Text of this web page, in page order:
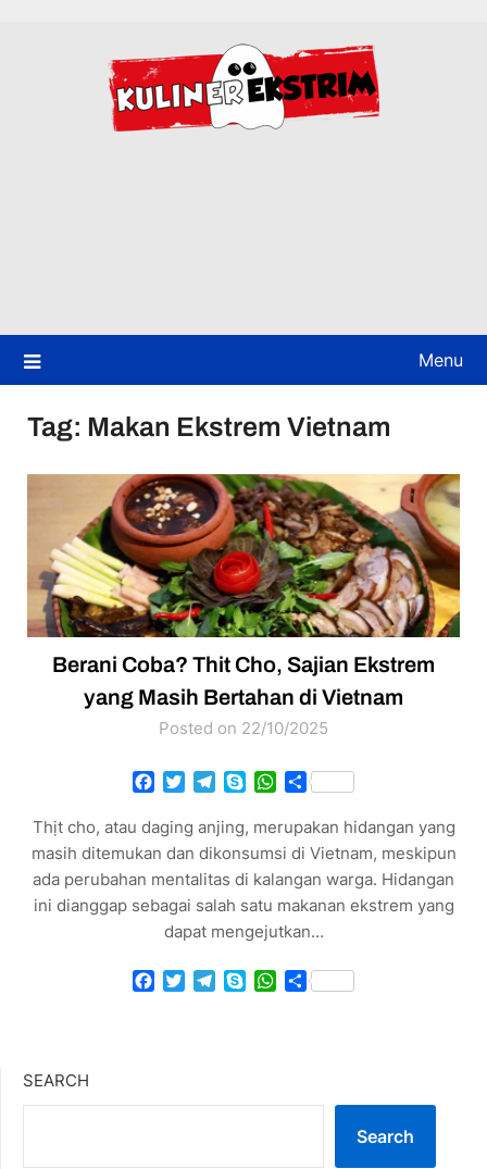
Menu
Tag: Makan Ekstrem Vietnam
Berani Coba? Thit Cho, Sajian Ekstrem
yang Masih Bertahan di Vietnam
Posted on 22/10/2025
Facebook
TwitterTelegram
SkypeWhatsApp
Share
Thịt cho, atau daging anjing, merupakan hidangan yang
masih ditemukan dan dikonsumsi di Vietnam, meskipun
ada perubahan mentalitas di kalangan warga. Hidangan
ini dianggap sebagai salah satu makanan ekstrem yang
dapat mengejutkan…
Facebook
TwitterTelegram
SkypeWhatsApp
Share
SEARCH
Search